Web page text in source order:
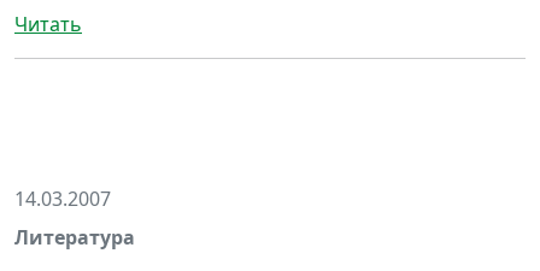
Читать
14.03.2007
Литература